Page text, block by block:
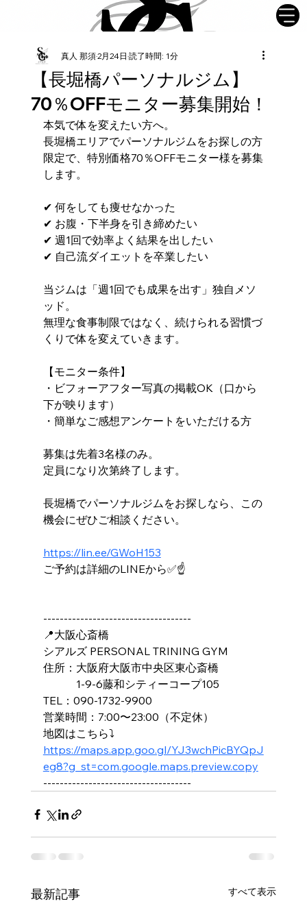
【長堀橋パーソナルジム】
70％OFFモニター募集開始！
真人 那須2月24日 読了時間: 1分
本気で体を変えたい方へ。
長堀橋エリアでパーソナルジムをお探しの方
限定で、特別価格70％OFFモニター様を募集
します。
✔ 何をしても痩せなかった
✔ お腹・下半身を引き締めたい
✔ 週1回で効率よく結果を出したい
✔ 自己流ダイエットを卒業したい
当ジムは「週1回でも成果を出す」独自メソ
ッド。
無理な食事制限ではなく、続けられる習慣づ
くりで体を変えていきます。
【モニター条件】
・ビフォーアフター写真の掲載OK（口から
下が映ります）
・簡単なご感想アンケートをいただける方
募集は先着3名様のみ。
定員になり次第終了します。
長堀橋でパーソナルジムをお探しなら、この
機会にぜひご相談ください。
https://lin.ee/GWoH153
ご予約は詳細のLINEから✅☝️
------------------------------------
📍大阪心斎橋
シアルズ PERSONAL TRINING GYM
住所：大阪府大阪市中央区東心斎橋
1-9-6藤和シティーコープ105
TEL：090-1732-9900
営業時間：7:00〜23:00（不定休）
地図はこちら⤵️
https://maps.app.goo.gl/YJ3wchPicBYQpJ
eg8?g_st=com.google.maps.preview.copy
------------------------------------
最新記事 すべて表示